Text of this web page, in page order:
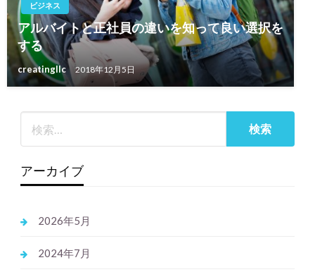
ビジネス
アルバイトと正社員の違いを知って良い選択を
する
creatingllc 2018年12月5日
アーカイブ
2026年5月
2024年7月